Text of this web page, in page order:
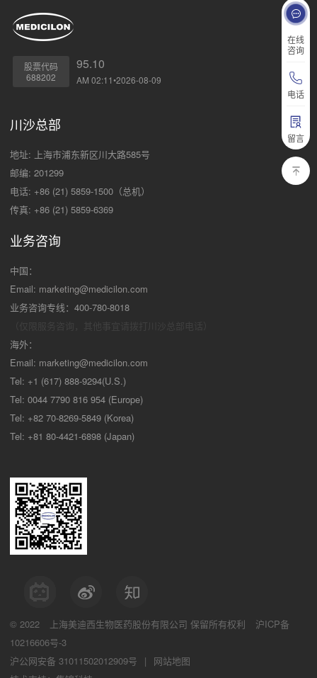
在线
咨询
电话
留言
股票代码
688202
95.10
AM 02:11•2026-08-09
川沙总部
地址: 上海市浦东新区川大路585号
邮编: 201299
电话: +86 (21) 5859-1500（总机）
传真: +86 (21) 5859-6369
业务咨询
中国：
Email: marketing@medicilon.com
业务咨询专线：400-780-8018
海外：
Email: marketing@medicilon.com
Tel: +1 (617) 888-9294(U.S.)
Tel: 0044 7790 816 954 (Europe)
Tel: +82 70-8269-5849 (Korea)
Tel: +81 80-4421-6898 (Japan)
© 2022 上海美迪西生物医药股份有限公司 保留所有权利
沪ICP备
10216606号-3
沪公网安备 31011502012909号
|
网站地图